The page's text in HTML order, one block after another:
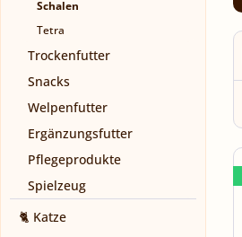
Schalen
Tetra
Trockenfutter
Snacks
Welpenfutter
Ergänzungsfutter
Pflegeprodukte
Spielzeug
🐈 Katze